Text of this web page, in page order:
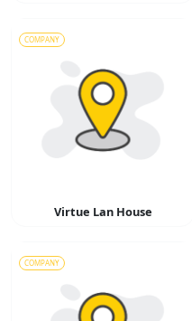
COMPANY
Virtue Lan House
COMPANY